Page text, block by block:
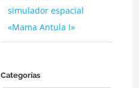
simulador espacial
«Mama Antula I»
Categorías